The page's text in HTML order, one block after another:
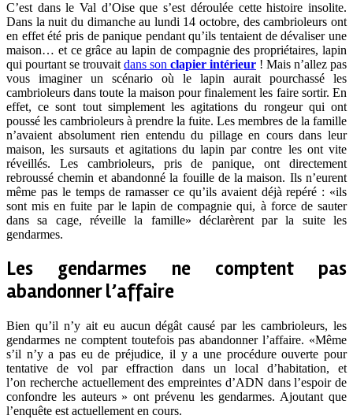
C’est dans le Val d’Oise que s’est déroulée cette histoire insolite.
Dans la nuit du dimanche au lundi 14 octobre, des cambrioleurs ont
en effet été pris de panique pendant qu’ils tentaient de dévaliser une
maison… et ce grâce au lapin de compagnie des propriétaires, lapin
qui pourtant se trouvaitdans son clapier intérieur ! Mais n’allez pas
vous imaginer un scénario où le lapin aurait pourchassé les
cambrioleurs dans toute la maison pour finalement les faire sortir. En
effet, ce sont tout simplement les agitations du rongeur qui ont
poussé les cambrioleurs à prendre la fuite. Les membres de la famille
n’avaient absolument rien entendu du pillage en cours dans leur
maison, les sursauts et agitations du lapin par contre les ont vite
réveillés. Les cambrioleurs, pris de panique, ont directement
rebroussé chemin et abandonné la fouille de la maison. Ils n’eurent
même pas le temps de ramasser ce qu’ils avaient déjà repéré : «ils
sont mis en fuite par le lapin de compagnie qui, à force de sauter
dans sa cage, réveille la famille» déclarèrent par la suite les
gendarmes.
Les gendarmes ne comptent pas
abandonner l’affaire
Bien qu’il n’y ait eu aucun dégât causé par les cambrioleurs, les
gendarmes ne comptent toutefois pas abandonner l’affaire. «Même
s’il n’y a pas eu de préjudice, il y a une procédure ouverte pour
tentative de vol par effraction dans un local d’habitation, et
l’on recherche actuellement des empreintes d’ADN dans l’espoir de
confondre les auteurs » ont prévenu les gendarmes. Ajoutant que
l’enquête est actuellement en cours.